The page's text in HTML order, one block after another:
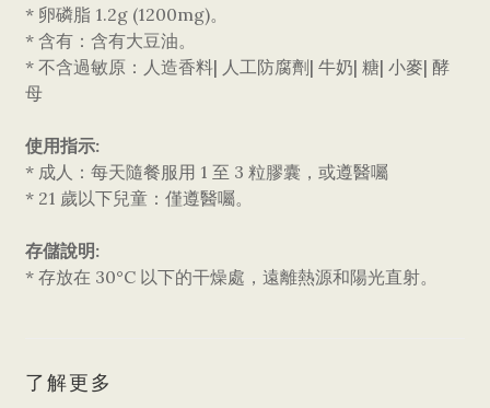
* 卵磷脂 1.2g (1200mg)。
* 含有：含有大豆油。
* 不含過敏原：人造香料| 人工防腐劑| 牛奶| 糖| 小麥| 酵
母
使用指示:
* 成人：每天隨餐服用 1 至 3 粒膠囊，或遵醫囑
* 21 歲以下兒童：僅遵醫囑。
存儲說明:
* 存放在 30°C 以下的干燥處，遠離熱源和陽光直射。
了解更多